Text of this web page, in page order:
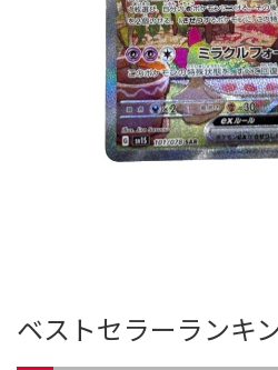
ベストセラーランキ